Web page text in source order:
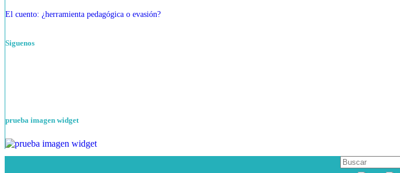
El cuento: ¿herramienta pedagógica o evasión?
Siguenos
prueba imagen widget